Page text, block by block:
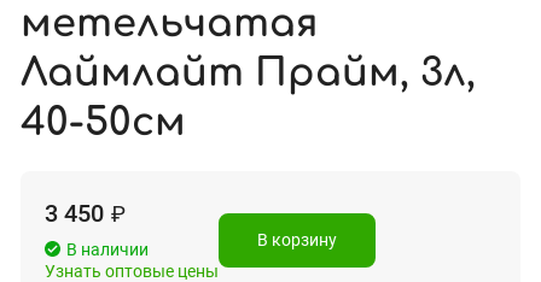
метельчатая
Лаймлайт Прайм, 3л,
40-50см
3 450 ₽
В наличии
Узнать оптовые цены
В корзину